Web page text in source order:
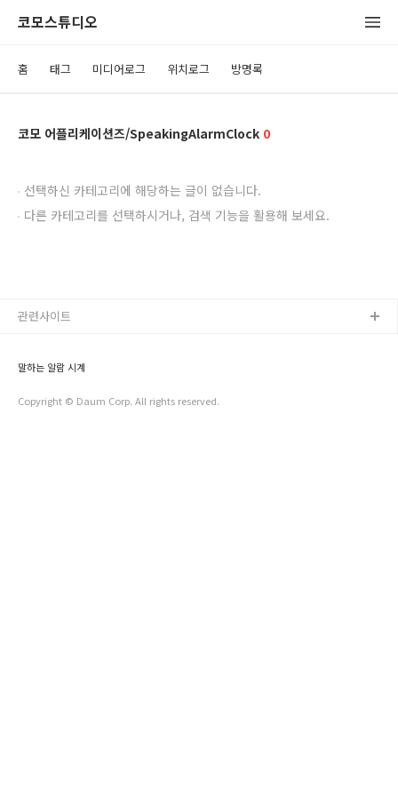
코모스튜디오
홈 태그 미디어로그 위치로그 방명록
코모 어플리케이션즈/SpeakingAlarmClock 0
선택하신 카테고리에 해당하는 글이 없습니다.
다른 카테고리를 선택하시거나, 검색 기능을 활용해 보세요.
말하는 알람 시계
Copyright © Daum Corp. All rights reserved.
관련사이트